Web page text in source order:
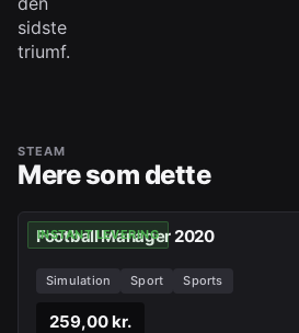
sidste
triumf.
STEAM
Mere som dette
INSTANT LEVERING
Football Manager 2020
Simulation Sport Sports
259,00 kr.